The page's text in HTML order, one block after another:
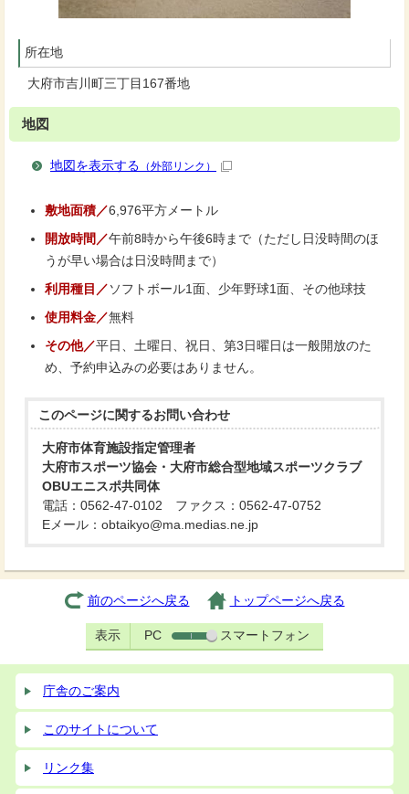
所在地
大府市吉川町三丁目167番地
地図
地図を表示する （外部リンク）
敷地面積／6,976平方メートル
開放時間／午前8時から午後6時まで（ただし日没時間のほ
うが早い場合は日没時間まで）
利用種目／ ソフトボール1面、少年野球1面、その他球技
使用料金／無料
その他／平日、土曜日、祝日、第3日曜日は一般開放のた
め、予約申込みの必要はありません。
このページに関するお問い合わせ
大府市体育施設指定管理者
大府市スポーツ協会・大府市総合型地域スポーツクラブ
OBUエニスポ共同体
電話：0562-47-0102 ファクス：0562-47-0752
Eメール：obtaikyo@ma.medias.ne.jp
前のページへ戻る トップページへ戻る
表示 PC スマートフォン
庁舎のご案内
このサイトについて
リンク集